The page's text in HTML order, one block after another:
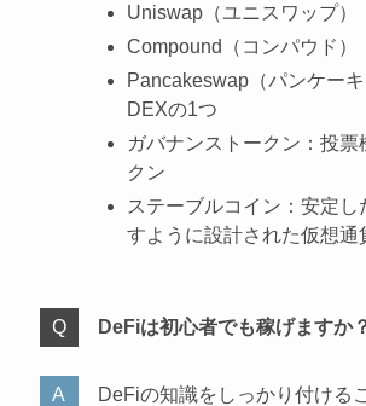
Uniswap（ユニスワップ）
Compound（コンパウド）
Pancakeswap（パンケーキ
DEXの1つ
ガバナンストークン：投票
クン
ステーブルコイン：安定し
すように設計された仮想通
DeFiは初心者でも稼げますか
DeFiの知識をしっかり付ける